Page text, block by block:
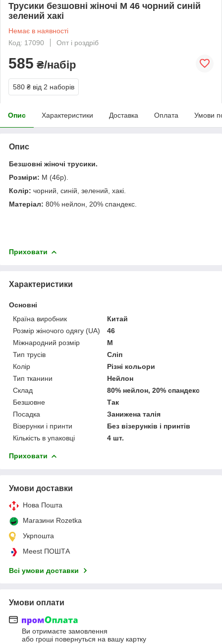
Трусики безшовні жіночі М 46 чорний синій
зелений хакі
Немає в наявності
Код: 17090
Опт і роздріб
585 ₴/набір
580 ₴ від 2 наборів
Опис Характеристики Доставка Оплата Умови
Опис
Безшовні жіночі трусики.
Розміри: М (46р).
Колір: чорний, синій, зелений, хакі.
Матеріал: 80% нейлон, 20% спандекс.
Приховати
Характеристики
Основні
Країна виробник
Китай
Розмір жіночого одягу (UA)
46
Міжнародний розмір
M
Тип трусів
Сліп
Колір
Різні кольори
Тип тканини
Нейлон
Склад
80% нейлон, 20% спандекс
Безшовне
Так
Посадка
Занижена талія
Візерунки і принти
Без візерунків і принтів
Кількість в упаковці
4 шт.
Приховати
Умови доставки
Нова Пошта
Магазини Rozetka
Укрпошта
Meest ПОШТА
Всі умови доставки
Умови оплати
Ви отримаєте замовлення
або гроші повернуться на вашу картку